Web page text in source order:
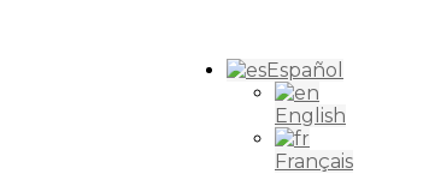
Español
English
Français